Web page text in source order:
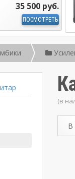
35 500 руб.
ПОСМОТРЕТЬ
(в
В